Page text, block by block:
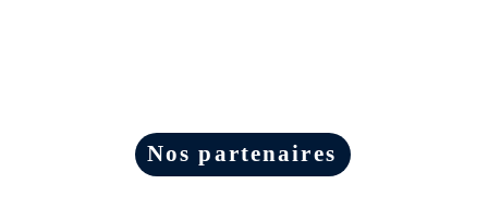
Nos partenaires